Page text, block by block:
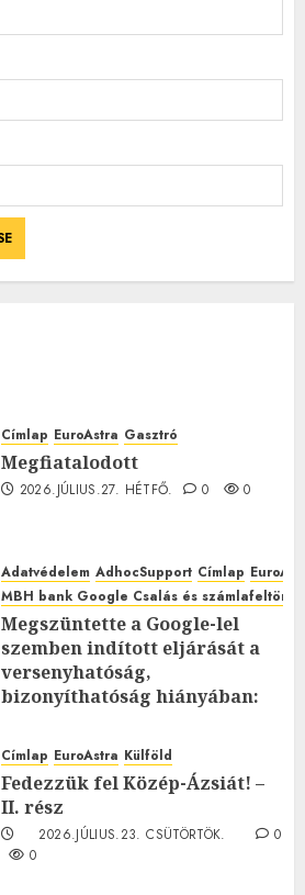
Címlap EuroAstra Gasztró
Megfiatalodott
2026.JÚLIUS.27. HÉTFŐ. 0 0
Adatvédelem AdhocSupport Címlap
MBH bank Google Csalás és
Megszüntette a Google-lel
szemben indított eljárását a
versenyhatóság,
bizonyíthatóság hiányában:
2026.JÚLIUS.23. CSÜTÖRTÖK.
0
Címlap EuroAstra Külföld
Fedezzük fel Közép-Ázsiát! –
II. rész
2026.JÚLIUS.23. CSÜTÖRTÖK.
0
0